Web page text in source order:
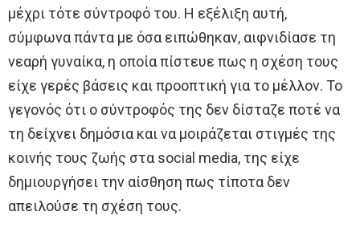
μέχρι τότε σύντροφό του. Η εξέλιξη αυτή,
σύμφωνα πάντα με όσα ειπώθηκαν, αιφνιδίασε τη
νεαρή γυναίκα, η οποία πίστευε πως η σχέση τους
είχε γερές βάσεις και προοπτική για το μέλλον. Το
γεγονός ότι ο σύντροφός της δεν δίσταζε ποτέ να
τη δείχνει δημόσια και να μοιράζεται στιγμές της
κοινής τους ζωής στα social media, της είχε
δημιουργήσει την αίσθηση πως τίποτα δεν
απειλούσε τη σχέση τους.